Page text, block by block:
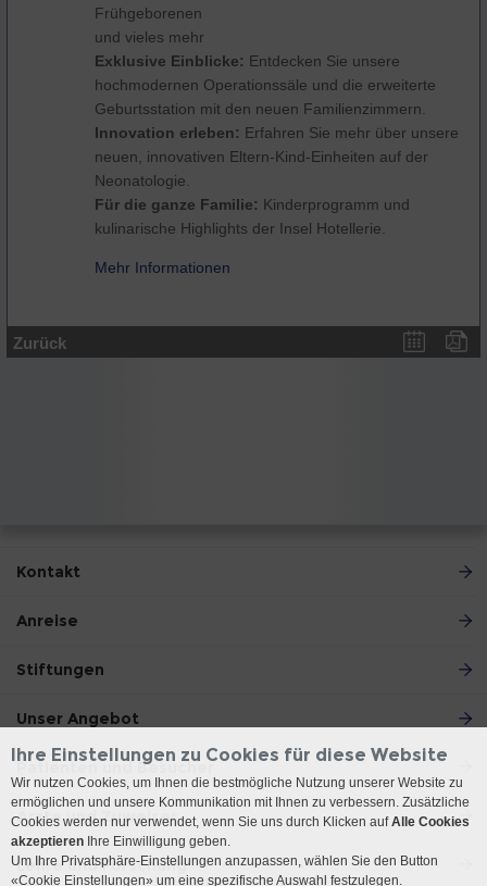
Frühgeborenen
und vieles mehr
Exklusive Einblicke: Entdecken Sie unsere
hochmodernen Operationssäle und die erweiterte
Geburtsstation mit den neuen Familienzimmern.
Innovation erleben: Erfahren Sie mehr über unsere
neuen, innovativen Eltern-Kind-Einheiten auf der
Neonatologie.
Für die ganze Familie: Kinderprogramm und
kulinarische Highlights der Insel Hotellerie.
Mehr Informationen
Zurück
Kontakt
Anreise
Stiftungen
Unser Angebot
Patienten und Besucher
Ärzte und Zuweiser
Lehre und Forschung
Ihre Einstellungen zu Cookies für diese Website
Wir nutzen Cookies, um Ihnen die bestmögliche Nutzung unserer Website zu
ermöglichen und unsere Kommunikation mit Ihnen zu verbessern. Zusätzliche
Cookies werden nur verwendet, wenn Sie uns durch Klicken aufAlle Cookies
akzeptieren Ihre Einwilligung geben.
Um Ihre Privatsphäre-Einstellungen anzupassen, wählen Sie den Button
«Cookie Einstellungen» um eine spezifische Auswahl festzulegen.